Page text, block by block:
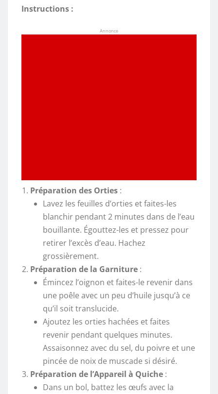
Instructions :
Annonce
Préparation des Orties :
Lavez les feuilles d’orties et faites-les
blanchir pendant 2 minutes dans de l’eau
bouillante. Égouttez-les et pressez pour
retirer l’excès d’eau. Hachez
grossièrement.
Préparation de la Garniture :
Émincez l’oignon et faites-le revenir dans
une poêle avec un peu d’huile jusqu’à ce
qu’il soit translucide.
Ajoutez les orties hachées et faites
revenir pendant quelques minutes.
Assaisonnez avec du sel, du poivre et une
pincée de noix de muscade si désiré.
Préparation de l’Appareil à Quiche :
Dans un bol, battez les œufs avec la